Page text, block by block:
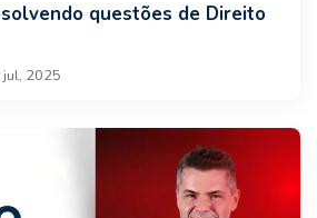
questões de Direito
jul, 2025